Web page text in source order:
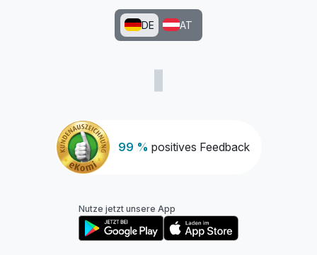
99 % positives Feedback
DE AT
Nutze jetzt unsere App